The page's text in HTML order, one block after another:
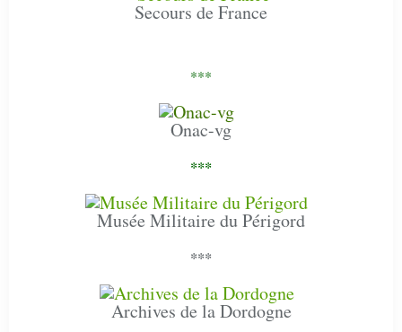
Secours de France
***
Onac-vg
***
Musée Militaire du Périgord
***
Archives de la Dordogne